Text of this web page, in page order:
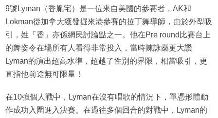
9號Lyman（香胤宅）是一位來自美國的參賽者，AK和
Lokman從加拿大獲發掘來港參賽的拉丁舞導師，由於外型吸
引，姓「香」亦係網民討論點之一。他在Pre round比賽台上
的舞姿令在場所有人看得非常投入，當時陳詠燊更大讚
Lyman的演出超高水準，超越了性別的界限，相當吸引，更
直指他前途無可限量！
在10強個人戰中，Lyman在沒有唱歌的情況下，單憑形體動
作成功入圍進入決賽。在過往多個回合的對戰中，Lyman的